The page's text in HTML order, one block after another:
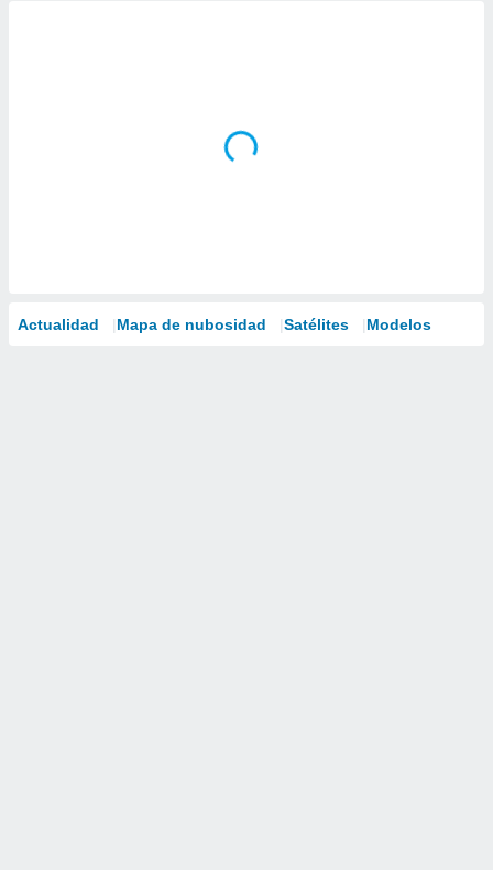
Actualidad Mapa de nubosidad Satélites Modelos